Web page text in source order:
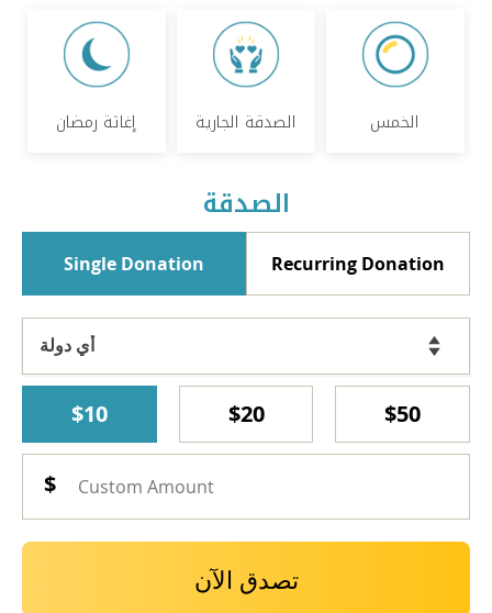
إغاثة رمضان الصدقة الجارية الخمس
الصدقة
Single Donation Recurring Donation
$10 $20 $50
تصدق الآن